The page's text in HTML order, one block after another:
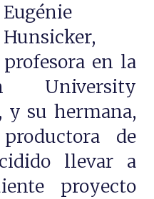
Eugénie
Hunsicker,
en la
University
y su hermana,
de
llevar a
proyecto